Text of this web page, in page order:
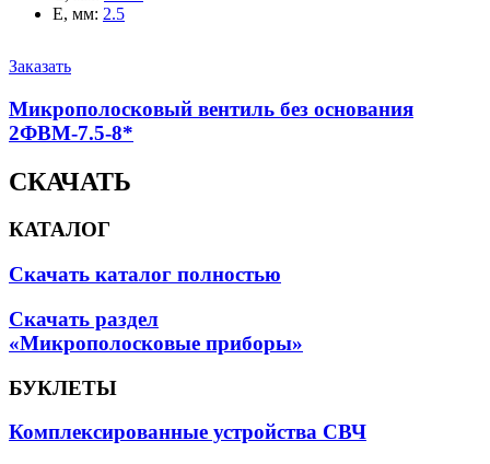
E, мм: 2.5
Заказать
Микрополосковый вентиль без основания
2ФВМ-7.5-8*
СКАЧАТЬ
КАТАЛОГ
Скачать каталог полностью
Скачать раздел
«Микрополосковые приборы»
БУКЛЕТЫ
Комплексированные устройства СВЧ